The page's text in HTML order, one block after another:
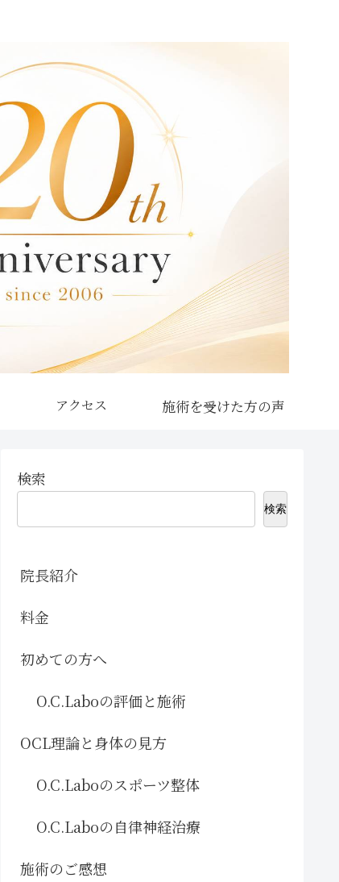
アクセス
検索
検索
院長紹介
料金
初めての方へ
O.C.Laboの評価と施術
OCL理論と身体の見方
O.C.Laboのスポーツ整体
O.C.Laboの自律神経治療
施術のご感想